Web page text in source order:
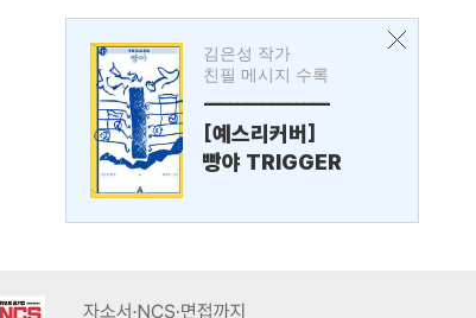
김은성 작가
친필 메시지 수록
---------------
[예스리커버]
빵야 TRIGGER